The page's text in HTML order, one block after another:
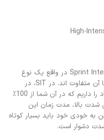
تمرینات اینتروال SIT یا Sprint Interval Training در واقع یک نوع
فرعی از HIIT هستند اما از چند جهت با آن متفاوت اند. در SIT، در
فواصل تمرینات، دویدن با سرعتهای آزاد را داریم که در آن شما از 100٪
شدت بالا، مدت زمان این
به خودی خود باید بسیار کوتاه
دشوار است.